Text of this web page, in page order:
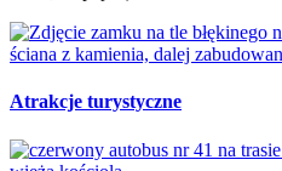
Atrakcje turystyczne